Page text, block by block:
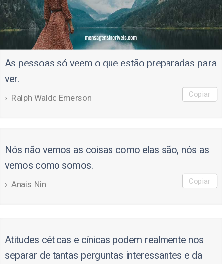
As pessoas só veem o que estão preparadas para
ver.
Ralph Waldo Emerson Copiar
Nós não vemos as coisas como elas são, nós as
vemos como somos.
Anais Nin Copiar
Atitudes céticas e cínicas podem realmente nos
separar de tantas perguntas interessantes e da